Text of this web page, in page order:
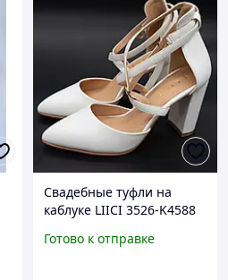
Свадебные туфли на
каблуке LIICI 3526-K4588
наличии: 35, 36, 37, 38,
Готово к отправке